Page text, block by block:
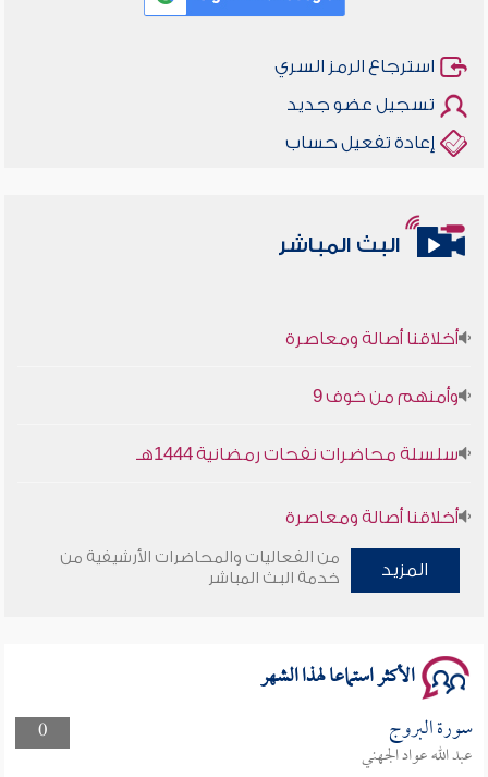
استرجاع الرمز السري
تسجيل عضو جديد
إعادة تفعيل حساب
البث المباشر
أخلاقنا أصالة ومعاصرة
وأمنهم من خوف 9
سلسلة محاضرات نفحات رمضانية 1444هـ
أخلاقنا أصالة ومعاصرة
وأمنهم من خوف 9
المزيد
من الفعاليات والمحاضرات الأرشيفية من
خدمة البث المباشر
الأكثر استماعا لهذا الشهر
0 سورة البروج
عبد الله عواد الجهني